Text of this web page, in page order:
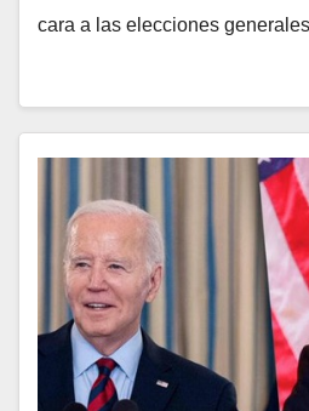
cara a las elecciones